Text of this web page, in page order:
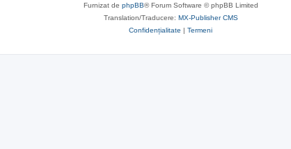
Furnizat de phpBB® Forum Software © phpBB Limited
Translation/Traducere: MX-Publisher CMS
Confidențialitate | Termeni